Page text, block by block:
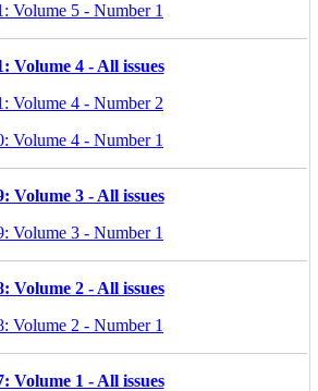
2021: Volume 5 - Number 1
2021: Volume 4 - All issues
2021: Volume 4 - Number 2
2020: Volume 4 - Number 1
2019: Volume 3 - All issues
2019: Volume 3 - Number 1
2018: Volume 2 - All issues
2018: Volume 2 - Number 1
2017: Volume 1 - All issues